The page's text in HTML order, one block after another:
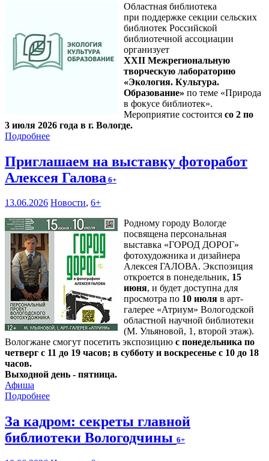
Областная библиотека
при поддержке секции сельских
библиотек Российской
библиотечной ассоциации
организует
XXII Межрегиональную
творческую лабораторию
«Экология. Культура.
Образование» по теме «Природа
в фокусе библиотек».
Мероприятие состоится со 2 по
3 июля 2026 года в г. Вологде.
Подробнее
Приглашаем на выставку фоторабот
Алексея Галова 6+
13.06.2026 Новости, 6+
Родному городу Вологде
посвящена персональная
выставка «ГОРОД ДОРОГ»
фотохудожника и дизайнера
Алексея ГАЛОВА. Экспозиция
откроется в понедельник, 15
июня, и будет доступна для
просмотра по 10 июля в арт-
галерее «Атриум» Вологодской
областной научной библиотеки
(М. Ульяновой, 1, второй этаж).
Вологжане смогут посетить экспозицию с понедельника по
четверг с 11 до 19 часов; в субботу и воскресенье с 10 до 18
часов.
Выходной день - пятница.
Афиша
Подробнее
За кадром: секреты главной
библиотеки Вологодчины 6+